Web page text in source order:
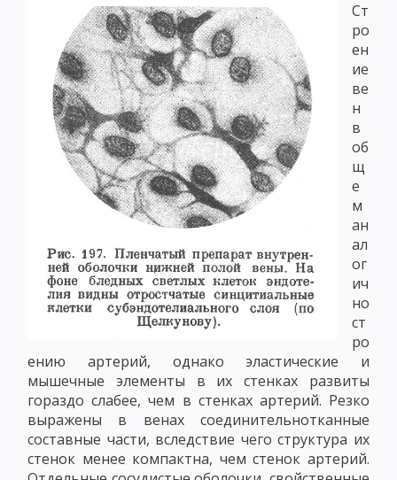
Ст
ро
ен
ие
ве
н
в
об
щ
е
м
ан
ал
ог
ич
но
ст
ро
ению артерий, однако эластические и
мышечные элементы в их стенках развиты
гораздо слабее, чем в стенках артерий. Резко
выражены в венах соединительнотканные
составные части, вследствие чего структура их
стенок менее компактна, чем стенок артерий.